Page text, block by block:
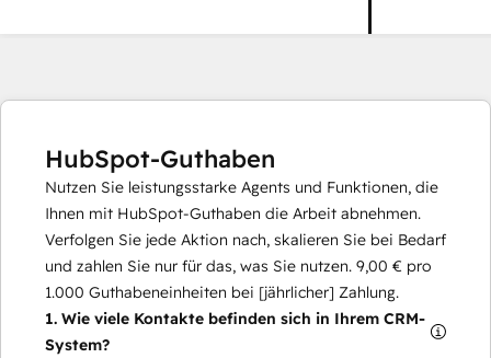
HubSpot-Guthaben
Nutzen Sie leistungsstarke Agents und Funktionen, die
Ihnen mit HubSpot-Guthaben die Arbeit abnehmen.
Verfolgen Sie jede Aktion nach, skalieren Sie bei Bedarf
und zahlen Sie nur für das, was Sie nutzen. 9,00 € pro
1.000 Guthabeneinheiten bei [jährlicher] Zahlung.
1. Wie viele Kontakte befinden sich in Ihrem CRM-
System?